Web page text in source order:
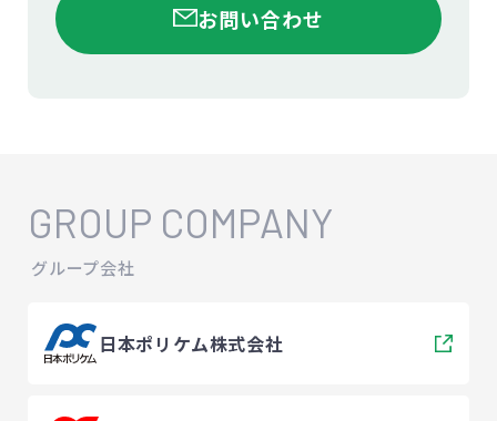
お問い合わせ
GROUP COMPANY
グループ会社
日本ポリケム株式会社